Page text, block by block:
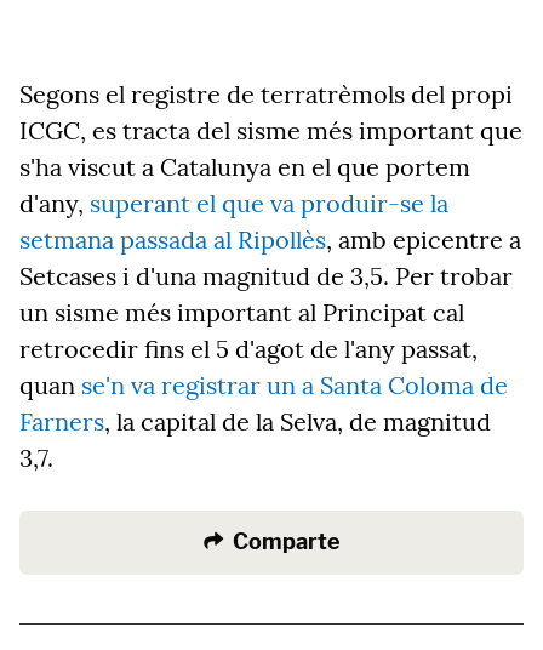
Segons el registre de terratrèmols del propi
ICGC, es tracta del sisme més important que
s'ha viscut a Catalunya en el que portem
d'any, superant el que va produir-se la
setmana passada al Ripollès, amb epicentre a
Setcases i d'una magnitud de 3,5. Per trobar
un sisme més important al Principat cal
retrocedir fins el 5 d'agot de l'any passat,
quan se'n va registrar un a Santa Coloma de
Farners, la capital de la Selva, de magnitud
3,7.
Comparte